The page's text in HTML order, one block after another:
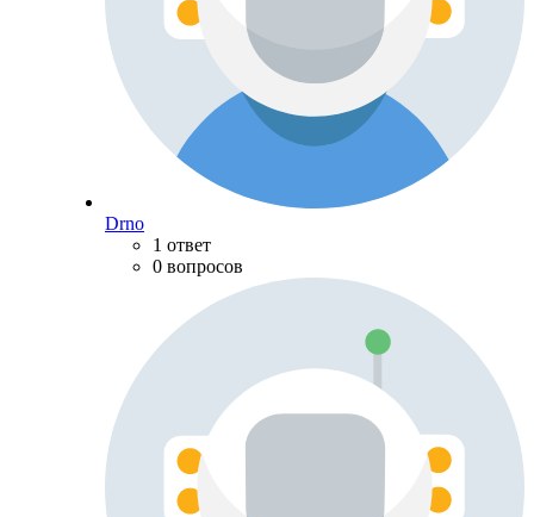
Drno
1 ответ
0 вопросов